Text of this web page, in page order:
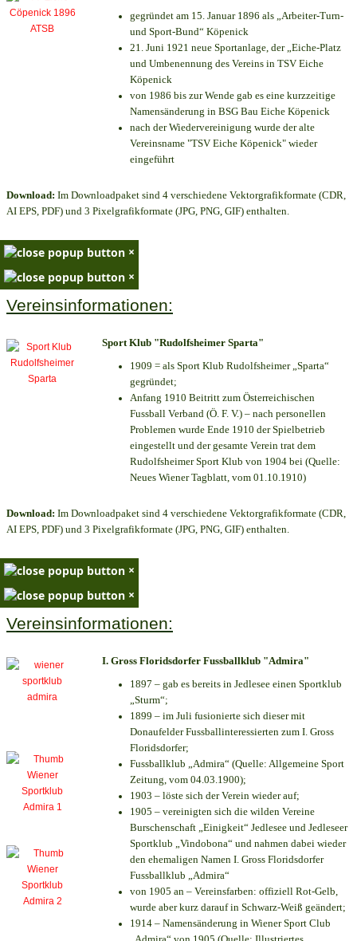
gegründet am 15. Januar 1896 als „Arbeiter-Turn-
und Sport-Bund“ Köpenick
21. Juni 1921 neue Sportanlage, der „Eiche-Platz
und Umbenennung des Vereins in TSV Eiche
Köpenick
von 1986 bis zur Wende gab es eine kurzzeitige
Namensänderung in BSG Bau Eiche Köpenick
nach der Wiedervereinigung wurde der alte
Vereinsname "TSV Eiche Köpenick" wieder
eingeführt
Download: Im Downloadpaket sind 4 verschiedene Vektorgrafikformate (CDR,
AI EPS, PDF) und 3 Pixelgrafikformate (JPG, PNG, GIF) enthalten.
×
×
Vereinsinformationen:
Sport Klub "Rudolfsheimer Sparta"
1909 = als Sport Klub Rudolfsheimer „Sparta“
gegründet;
Anfang 1910 Beitritt zum Österreichischen
Fussball Verband (Ö. F. V.) – nach personellen
Problemen wurde Ende 1910 der Spielbetrieb
eingestellt und der gesamte Verein trat dem
Rudolfsheimer Sport Klub von 1904 bei (Quelle:
Neues Wiener Tagblatt, vom 01.10.1910)
Download: Im Downloadpaket sind 4 verschiedene Vektorgrafikformate (CDR,
AI EPS, PDF) und 3 Pixelgrafikformate (JPG, PNG, GIF) enthalten.
×
×
Vereinsinformationen:
I. Gross Floridsdorfer Fussballklub "Admira"
1897 – gab es bereits in Jedlesee einen Sportklub
„Sturm“;
1899 – im Juli fusionierte sich dieser mit
Donaufelder Fussballinteressierten zum I. Gross
Floridsdorfer;
Fussballklub „Admira“ (Quelle: Allgemeine Sport
Zeitung, vom 04.03.1900);
1903 – löste sich der Verein wieder auf;
1905 – vereinigten sich die wilden Vereine
Burschenschaft „Einigkeit“ Jedlesee und Jedleseer
Sportklub „Vindobona“ und nahmen dabei wieder
den ehemaligen Namen I. Gross Floridsdorfer
Fussballklub „Admira“
von 1905 an – Vereinsfarben: offiziell Rot-Gelb,
wurde aber kurz darauf in Schwarz-Weiß geändert;
1914 – Namensänderung in Wiener Sport Club